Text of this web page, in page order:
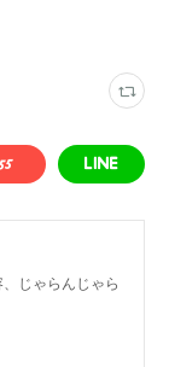
じゃらんじゃら